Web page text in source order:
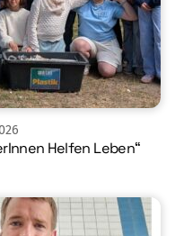
Helfen Leben“